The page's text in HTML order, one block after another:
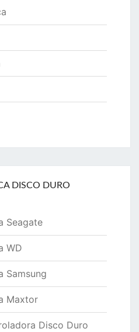
DISCO DURO
Seagate
WD
Samsung
Maxtor
Disco Duro